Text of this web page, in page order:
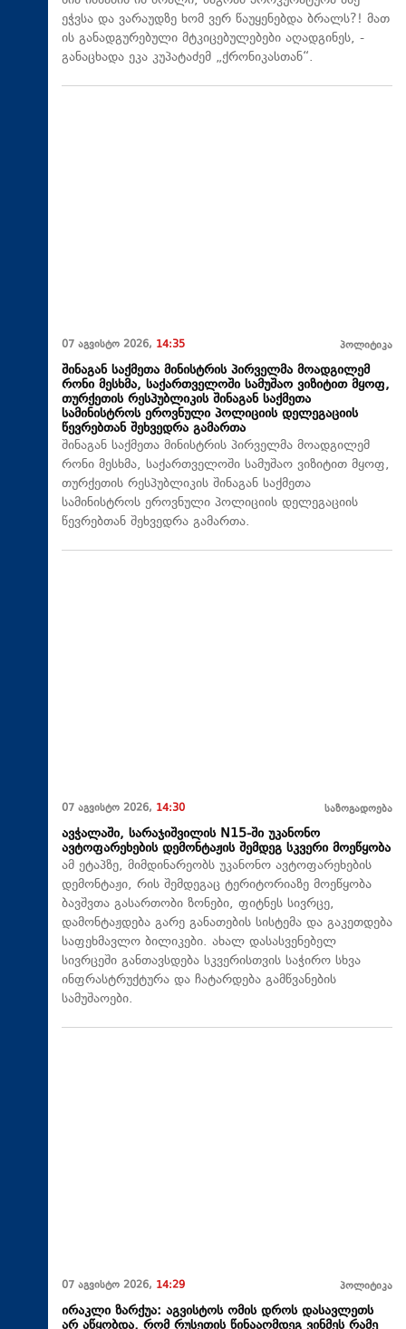
ეჭვსა და ვარაუდზე ხომ ვერ წაუყენებდა ბრალს?! მათ
ის განადგურებული მტკიცებულებები აღადგინეს, -
განაცხადა ეკა კუპატაძემ „ქრონიკასთან“.
07 აგვისტო 2026, 14:35 პოლიტიკა
შინაგან საქმეთა მინისტრის პირველმა მოადგილემ
რონი მესხმა, საქართველოში სამუშაო ვიზიტით მყოფ,
თურქეთის რესპუბლიკის შინაგან საქმეთა
სამინისტროს ეროვნული პოლიციის დელეგაციის
წევრებთან შეხვედრა გამართა
შინაგან საქმეთა მინისტრის პირველმა მოადგილემ
რონი მესხმა, საქართველოში სამუშაო ვიზიტით მყოფ,
თურქეთის რესპუბლიკის შინაგან საქმეთა
სამინისტროს ეროვნული პოლიციის დელეგაციის
წევრებთან შეხვედრა გამართა.
07 აგვისტო 2026, 14:30 საზოგადოება
ავჭალაში, სარაჯიშვილის N15-ში უკანონო
ავტოფარეხების დემონტაჟის შემდეგ სკვერი მოეწყობა
ამ ეტაპზე, მიმდინარეობს უკანონო ავტოფარეხების
დემონტაჟი, რის შემდეგაც ტერიტორიაზე მოეწყობა
ბავშვთა გასართობი ზონები, ფიტნეს სივრცე,
დამონტაჟდება გარე განათების სისტემა და გაკეთდება
საფეხმავლო ბილიკები. ახალ დასასვენებელ
სივრცეში განთავსდება სკვერისთვის საჭირო სხვა
ინფრასტრუქტურა და ჩატარდება გამწვანების
სამუშაოები.
07 აგვისტო 2026, 14:29 პოლიტიკა
ირაკლი ზარქუა: აგვისტოს ომის დროს დასავლეთს